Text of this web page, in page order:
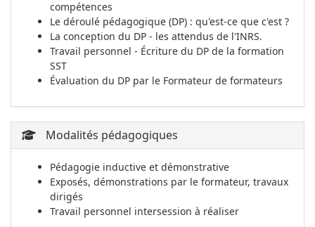
compétences
Le déroulé pédagogique (DP) : qu'est-ce que c'est ?
La conception du DP - les attendus de l'INRS.
Travail personnel - Écriture du DP de la formation
SST
Évaluation du DP par le Formateur de formateurs
Modalités pédagogiques
Pédagogie inductive et démonstrative
Exposés, démonstrations par le formateur, travaux
dirigés
Travail personnel intersession à réaliser